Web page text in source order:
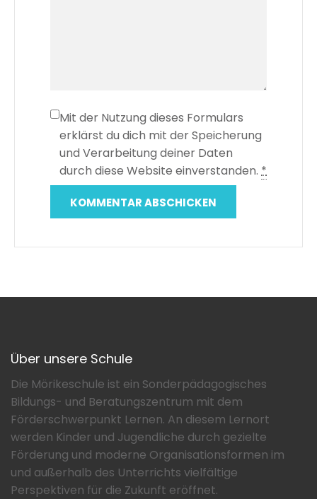
Mit der Nutzung dieses Formulars
erklärst du dich mit der Speicherung
und Verarbeitung deiner Daten
durch diese Website einverstanden. *
Über unsere Schule
Die Mörikeschule ist ein Sonderpädagogisches
Bildungs- und Beratungszentrum mit dem
Förderschwerpunkt Lernen. An diesem Lernort
werden Kinder und Jugendliche durch gezielte
Förderung und moderne Organisationsformen im
und außerhalb des Unterrichts vielfältige
Perspektiven für die Zukunft eröffnet.